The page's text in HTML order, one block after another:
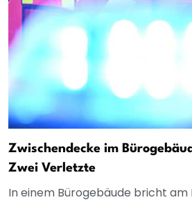
Zwischendecke im
Zwei Verletzte
In einem Bürogebäude bricht am